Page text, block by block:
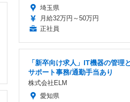
埼玉県
月給32万円～50万円
正社員
「新卒向け求人」IT機器の管理
サポート事務/通勤手当あり
株式会社ELM
愛知県